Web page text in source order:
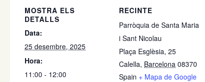
MOSTRA ELS
DETALLS
Data:
25 desembre, 2025
Hora:
11:00 - 12:00
RECINTE
Parròquia de Santa Maria
i Sant Nicolau
Plaça Esglèsia, 25
Calella, Barcelona 08370
Spain + Mapa de Google